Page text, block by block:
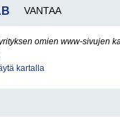
VANTAA
omien www-sivujen
kartalla